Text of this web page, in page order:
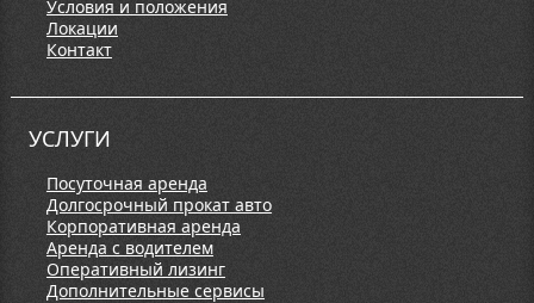
Условия и положения
Локации
Контакт
УСЛУГИ
Посуточная аренда
Долгосрочный прокат авто
Корпоративная аренда
Аренда с водителем
Оперативный лизинг
Дополнительные сервисы